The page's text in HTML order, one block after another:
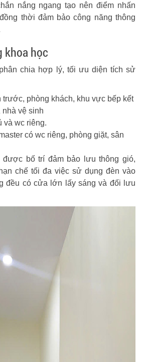
nắng ngang tạo nên điểm nhấn
thời đảm bảo công năng thông
khoa học
chia hợp lý, tối ưu diện tích sử
trước, phòng khách, khu vực bếp kết
nhà vệ sinh
và wc riêng.
có wc riêng, phòng giặt, sân
được bố trí đảm bảo lưu thông gió,
chế tối đa việc sử dụng đèn vào
đều có cửa lớn lấy sáng và đối lưu